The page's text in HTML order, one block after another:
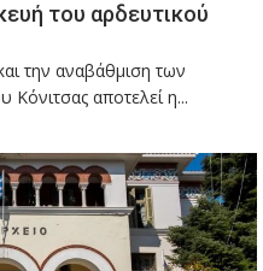
του αρδευτικού
την αναβάθμιση των
αποτελεί η...